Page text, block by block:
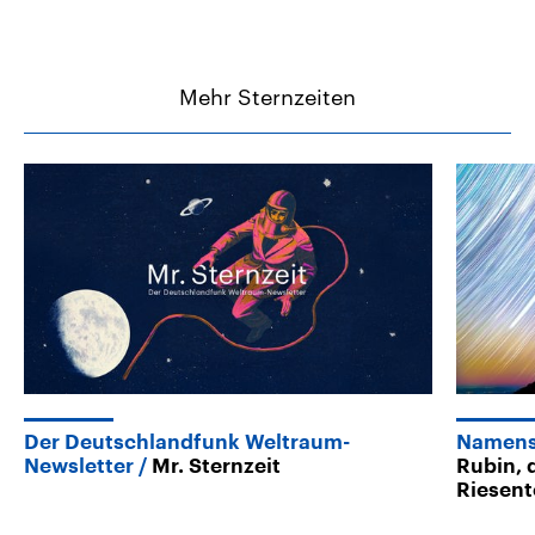
Mehr Sternzeiten
Der Deutschlandfunk Weltraum-
Newsletter
Mr. Sternzeit
Rubin,